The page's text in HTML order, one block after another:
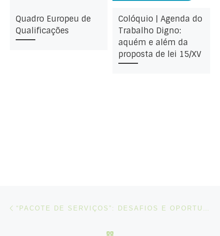
Quadro Europeu de
Qualificações
Colóquio | Agenda do
Trabalho Digno:
aquém e além da
proposta de lei 15/XV
Post navigation